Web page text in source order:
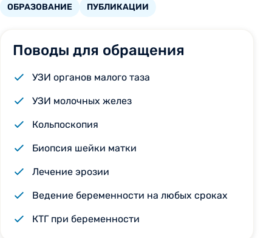
ОБРАЗОВАНИЕ
ПУБЛИКАЦИИ
Поводы для обращения
УЗИ органов малого таза
УЗИ молочных желез
Кольпоскопия
Биопсия шейки матки
Лечение эрозии
Ведение беременности на любых сроках
КТГ при беременности